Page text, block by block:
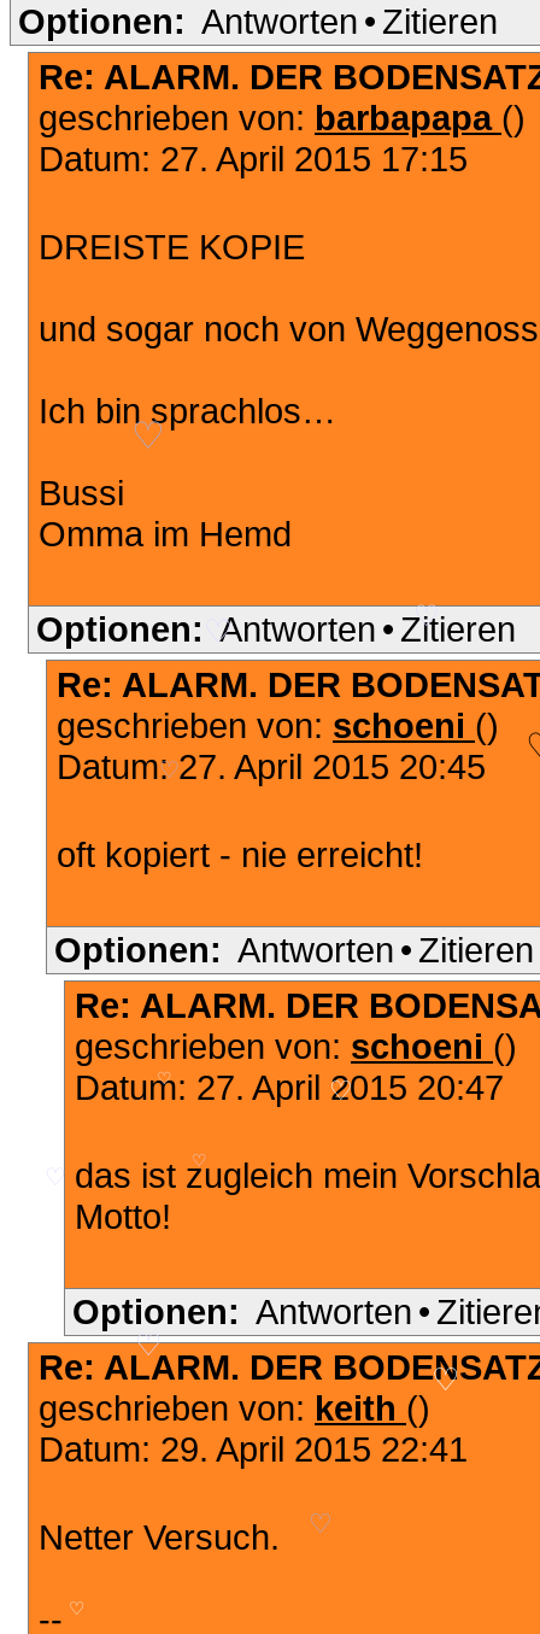
♡
♡
♡
♡
♡
♡
♡
♡
Optionen: Antworten • Zitieren
Re: ALARM. DER
geschrieben von: barbapapa ()
Datum: 27. April 2015 17:15
DREISTE KOPIE
und sogar noch von
Ich bin sprachlos…
Bussi
Omma im Hemd
Optionen: Antworten • Zitieren
Re: ALARM. DER
geschrieben von: schoeni ()
Datum: 27. April 2015 20:45
oft kopiert - nie erreicht!
Optionen: Antworten • Zitieren
Re: ALARM. DER
geschrieben von: schoeni ()
Datum: 27. April 2015 20:47
das ist zugleich mein
Motto!
Optionen: Antworten •
Re: ALARM. DER
geschrieben von: keith ()
Datum: 29. April 2015 22:41
Netter Versuch.
--